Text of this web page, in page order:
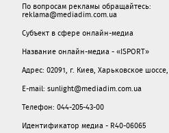
По вопросам рекламы обращайтесь:
reklama@mediadim.com.ua
Субъект в сфере онлайн-медиа
Название онлайн-медиа - «ISPORT»
Адрес: 02091, г. Киев, Харьковское
E-mail: sunlight@mediadim.com.ua
Телефон: 044-205-43-00
Идентификатор медиа - R40-06065